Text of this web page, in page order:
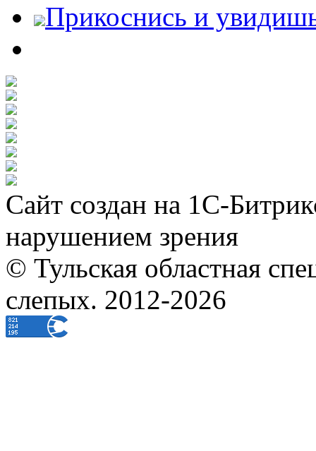
Прикоснись и
Сайт создан на 1С-
нарушением зрения
© Тульская областная
слепых. 2012-2026